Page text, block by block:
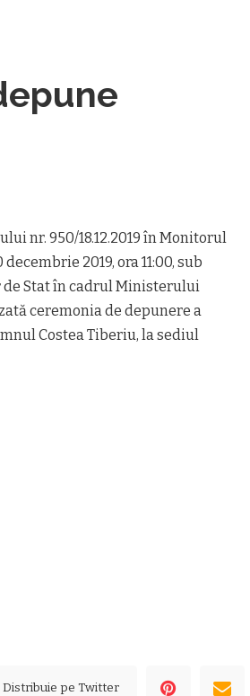
nr. 950/18.12.2019 în Monitorul
2019, ora 11:00, sub
Stat în cadrul Ministerului
ceremonia de depunere a
Costea Tiberiu, la sediul
Distribuie pe Twitter